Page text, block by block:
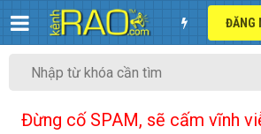
Đừng cố SPAM, sẽ cấm vĩnh